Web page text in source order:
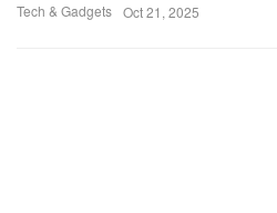
Tech & Gadgets Oct 21, 2025